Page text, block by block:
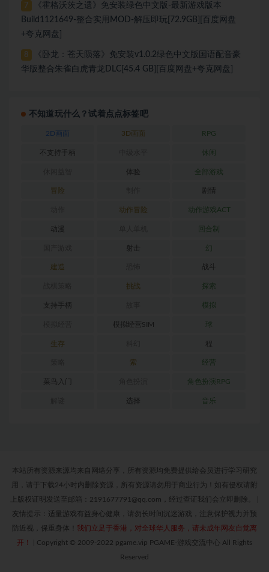
7
《霍格沃茨之遗》免安装绿色中文版-最新游戏版本
Build1121649-整合实用MOD-解压即玩[72.9GB][百度网盘
+夸克网盘]
8
《卧龙：苍天陨落》免安装v1.0.2绿色中文版国语配音豪
华版整合朱雀白虎青龙DLC[45.4 GB][百度网盘+夸克网盘]
不知道玩什么？试着点点标签吧
2D画面 3D画面 RPG
不支持手柄 休闲
体验 全部游戏
冒险 剧情
动作冒险 动作游戏ACT
动漫 回合制
射击 幻
建造 战斗
挑战 探索
支持手柄 模拟
模拟经营SIM 球
生存 程
索 经营
菜鸟入门 角色扮演RPG
选择 音乐
本站所有资源来源均来自网络分享，所有资源均免费提供给会员进行学习研究
用，请于下载24小时内删除资源，所有资源请勿用于商业行为！如有侵权请附
上版权证明发送至邮箱：2191677791@qq.com，经过查证我们会立即删除。
友情提示：适量游戏有益身心健康，请勿长时间沉迷游戏，注意保护视力并预
防近视，保重身体！ 我们立足于香港，对全球华人服务，请未成年网友自觉离
开！
Copyright © 2009-2022 pgame.vip PGAME-游戏交流中心 All Rights
Reserved